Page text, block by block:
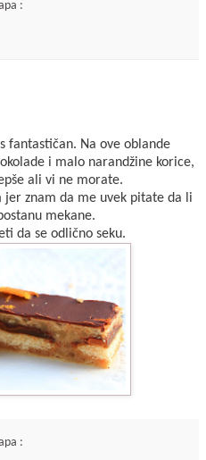
:
fantastičan. Na ove oblande
i malo narandžine korice,
ali vi ne morate.
jer znam da me uvek pitate da li
mekane.
da se odlično seku.
: